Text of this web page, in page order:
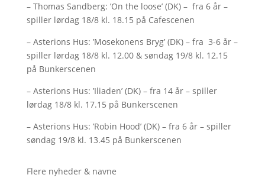
– Thomas Sandberg: ’On the loose’ (DK) – fra 6 år –
spiller lørdag 18/8 kl. 18.15 på Cafescenen
– Asterions Hus: ’Mosekonens Bryg’ (DK) – fra 3-6 år –
spiller lørdag 18/8 kl. 12.00 & søndag 19/8 kl. 12.15
på Bunkerscenen
– Asterions Hus: ’Iliaden’ (DK) – fra 14 år – spiller
lørdag 18/8 kl. 17.15 på Bunkerscenen
– Asterions Hus: ’Robin Hood’ (DK) – fra 6 år – spiller
søndag 19/8 kl. 13.45 på Bunkerscenen
Flere nyheder & navne